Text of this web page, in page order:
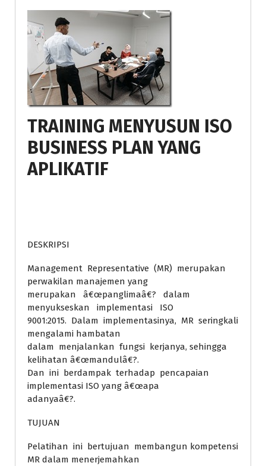
TRAINING MENYUSUN ISO
BUSINESS PLAN YANG
APLIKATIF
DESKRIPSI
Management Representative (MR) merupakan
perwakilan manajemen yang
merupakan â€œpanglimaâ€? dalam
menyukseskan implementasi ISO
9001:2015. Dalam implementasinya, MR seringkali
mengalami hambatan
dalam menjalankan fungsi kerjanya, sehingga
kelihatan â€œmandulâ€?.
Dan ini berdampak terhadap pencapaian
implementasi ISO yang â€œapa
adanyaâ€?.
TUJUAN
Pelatihan ini bertujuan membangun kompetensi
MR dalam menerjemahkan